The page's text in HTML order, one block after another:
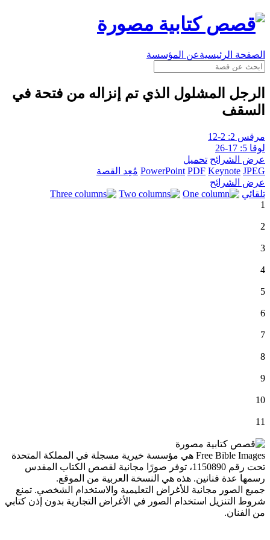
الصفحة الرئيسيةعن المؤسسة
الرجل المشلول الذي تم إنزاله من فتحة في
السقف
مرقس 2: 2-12
لوقا 5: 17-26
عرض الشرائح تحميل
PowerPoint PDF Keynote JPEG
مُعِد القصة
عرض الشرائح
تلقائي
1
2
3
4
5
6
7
8
9
10
11
Free Bible Images هي مؤسسة خيرية مسجلة في المملكة المتحدة
تحت رقم 1150890، توفر صورًا مجانية لقصص الكتاب المقدس
رسمها عدة فنانين. هذه هي النسخة العربية من الموقع.
جميع الصور مجانية للأغراض التعليمية والاستخدام الشخصي. تمنع
شروط التنزيل استخدام الصور في الأغراض التجارية بدون إذن كتابي
من الفنان.